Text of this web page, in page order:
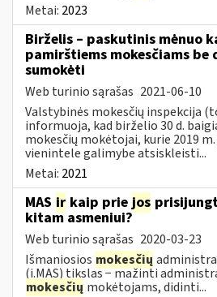
Metai: 2023
Birželis – paskutinis mėnuo
pamirštiems mokesčiams be
sumokėti
Web turinio sąrašas 2021-06-10
Valstybinės mokesčių inspekcija
informuoja, kad birželio 30 d.
mokesčių mokėtojai, kurie 2019
vienintele galimybe atsiskleisti...
Metai: 2021
MAS ir kaip prie jos
kitam asmeniui?
Web turinio sąrašas 2020-03-23
Išmaniosios mokesčių
(i.MAS) tikslas − mažinti
mokesčių mokėtojams, didinti...